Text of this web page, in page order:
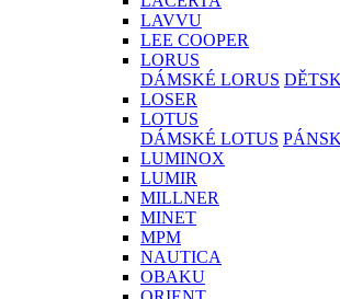
LAVVU
LEE COOPER
LORUS
DÁMSKÉ LORUS
LOSER
LOTUS
DÁMSKÉ LOTUS
LUMINOX
LUMIR
MILLNER
MINET
MPM
NAUTICA
OBAKU